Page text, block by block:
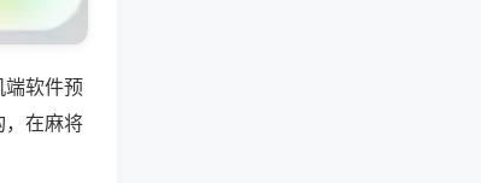
端软件预
，在麻将